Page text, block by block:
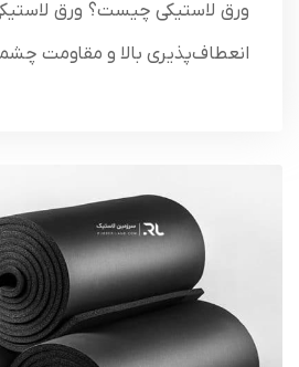
ورق لاستیکی چیست؟ ورق
انعطاف‌پذیری بالا و مقاومت